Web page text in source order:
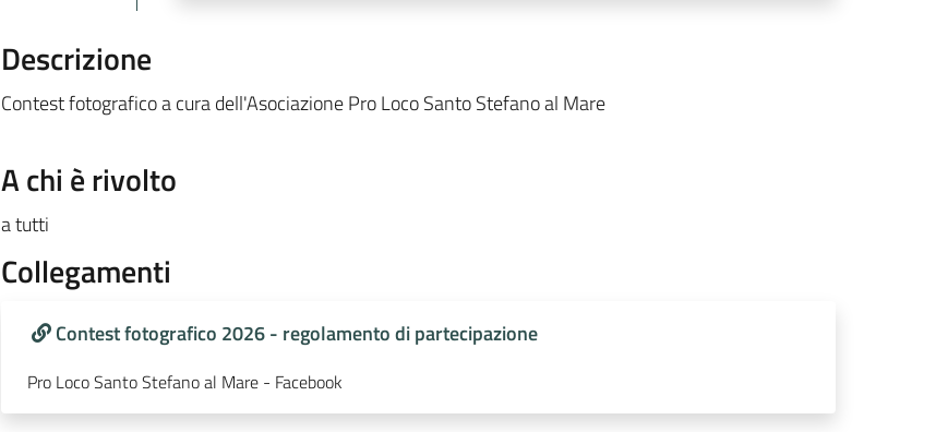
Descrizione
Contest fotografico a cura dell'Asociazione Pro Loco Santo Stefano al Mare
A chi è rivolto
a tutti
Collegamenti
Contest fotografico 2026 - regolamento di partecipazione
Pro Loco Santo Stefano al Mare - Facebook